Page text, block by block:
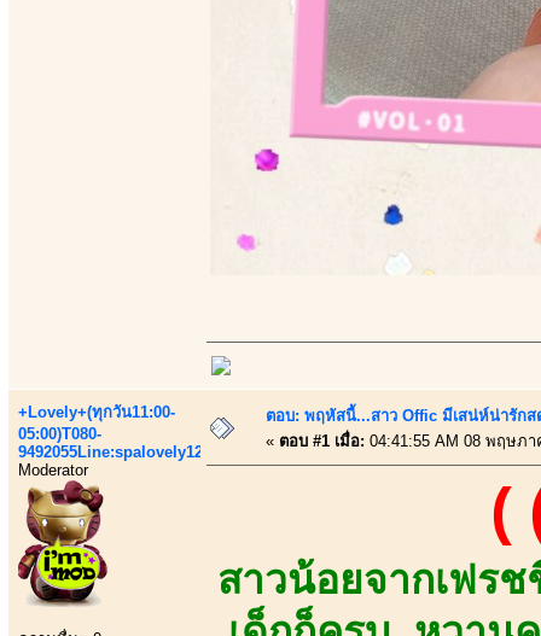
+Lovely+(ทุกวัน11:00-
05:00)T080-
9492055Line:spalovely123
Moderator
ตอบ: พฤหัสนี้...สาว Offic มีเสน่ห์น่ารักส
« ตอบ #1 เมื่อ: 04:41:55 AM 08 พฤษภา
สาวน้อยจากเฟ